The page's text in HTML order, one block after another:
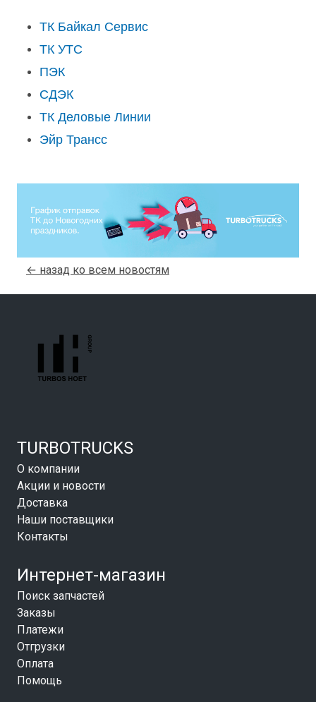
ТК Байкал Сервис
ТК УТС
ПЭК
СДЭК
ТК Деловые Линии
Эйр Трансс
← назад ко всем новостям
TURBOTRUCKS
О компании
Акции и новости
Доставка
Наши поставщики
Контакты
Интернет-магазин
Поиск запчастей
Заказы
Платежи
Отгрузки
Оплата
Помощь